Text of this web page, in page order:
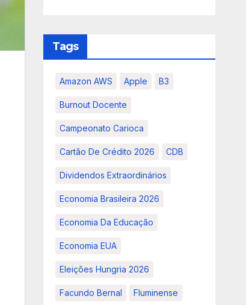
Tags
Amazon AWS Apple B3
Burnout Docente
Campeonato Carioca
Cartão De Crédito 2026 CDB
Dividendos Extraordinários
Economia Brasileira 2026
Economia Da Educação
Economia EUA
Eleições Hungria 2026
Facundo Bernal Fluminense